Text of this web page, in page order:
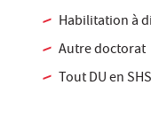
Habilitation à
Autre doctorat
Tout DU en SHS